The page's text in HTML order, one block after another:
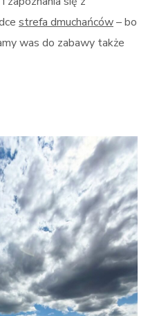
strefa dmuchańców– bo
was do zabawy także